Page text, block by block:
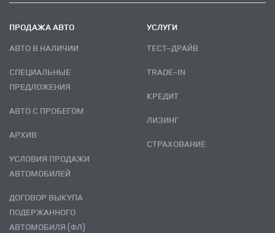
ПРОДАЖА АВТО
АВТО В НАЛИЧИИ
СПЕЦИАЛЬНЫЕ
ПРЕДЛОЖЕНИЯ
АВТО С ПРОБЕГОМ
АРХИВ
УСЛОВИЯ ПРОДАЖИ
АВТОМОБИЛЕЙ
ДОГОВОР ВЫКУПА
ПОДЕРЖАННОГО
АВТОМОБИЛЯ (ФЛ)
УСЛУГИ
ТЕСТ–ДРАЙВ
TRADE-IN
КРЕДИТ
ЛИЗИНГ
СТРАХОВАНИЕ